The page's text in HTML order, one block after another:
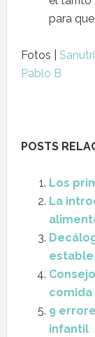
para
Fotos |
Pablo B
POSTS
Los
La
comida
9
infantil